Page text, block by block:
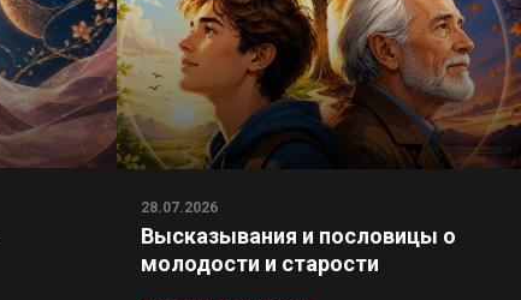
28.07.2026
Высказывания и пословицы о
молодости и старости